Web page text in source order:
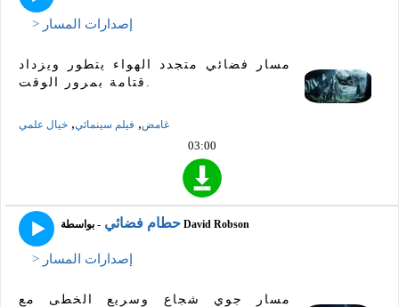
> إصدارات المسار
مسار فضائي متجدد الهواء يتطور ويزداد
قتامة بمرور الوقت.
غامض, فيلم سينمائي, خيال علمي
03:00
حطام فضائي - بواسطة David Robson
> إصدارات المسار
مسار جوي شجاع وسريع الخطى مع